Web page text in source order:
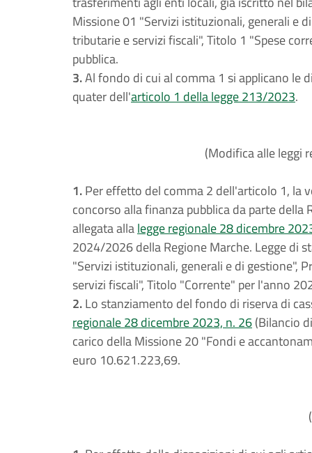
Missione 01 "Servizi istituzionali, generali e
tributarie e servizi fiscali", Titolo 1 "Spese
pubblica.
3.Al fondo di cui al comma 1 si applicano
quater dell'articolo 1 della legge 213/2023.
(Modifica alle leggi
1.Per effetto del comma 2 dell'articolo 1, la
concorso alla finanza pubblica da parte della
allegata allalegge regionale 28 dicembre
2024/2026 della Regione Marche. Legge di
"Servizi istituzionali, generali e di gestione",
servizi fiscali", Titolo "Corrente" per l'anno
2.Lo stanziamento del fondo di riserva di
regionale 28 dicembre 2023, n. 26(Bilancio
carico della Missione 20 "Fondi e
euro 10.621.223,69.